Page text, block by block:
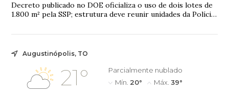
Decreto publicado no DOE oficializa o uso de dois lotes de
1.800 m² pela SSP; estrutura deve reunir unidades da Polícia
Augustinópolis, TO
21°
Parcialmente nublado
Mín. 20° Máx. 39°